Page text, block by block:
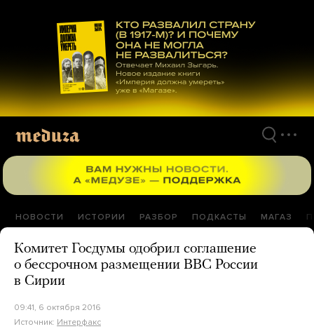
материалам
НОВОСТИ ИСТОРИИ РАЗБОР ПОДКАСТЫ МАГАЗ
Комитет Госдумы одобрил соглашение
о бессрочном размещении ВВС России
в Сирии
09:41, 6 октября 2016
Источник: Интерфакс